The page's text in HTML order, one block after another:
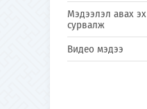
Мэдээлэл авах эх
сурвалж
Видео мэдээ